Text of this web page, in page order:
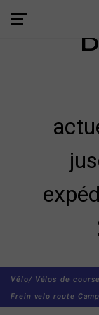
Vélo/ Vélos de
Frein velo route